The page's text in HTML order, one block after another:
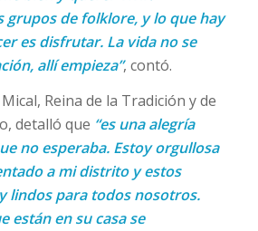
grupos de folklore, y lo que hay
es disfrutar. La vida no se
allí empieza”, contó.
Reina de la Tradición y de
detalló que “es una alegría
no esperaba. Estoy orgullosa
a mi distrito y estos
lindos para todos nosotros.
están en su casa se